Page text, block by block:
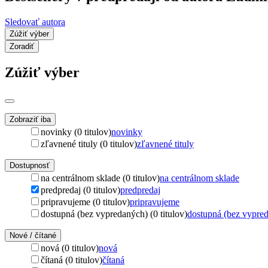
Sledovať autora
Zúžiť výber
Zoradiť
Zúžiť výber
Zobraziť iba
novinky (0 titulov)novinky
zľavnené tituly (0 titulov)zľavnené tituly
Dostupnosť
na centrálnom sklade (0 titulov)na centrálnom sklade
predpredaj (0 titulov)predpredaj
pripravujeme (0 titulov)pripravujeme
dostupná (bez vypredaných) (0 titulov)dostupná (bez
Nové / čítané
nová (0 titulov)nová
čítaná (0 titulov)čítaná